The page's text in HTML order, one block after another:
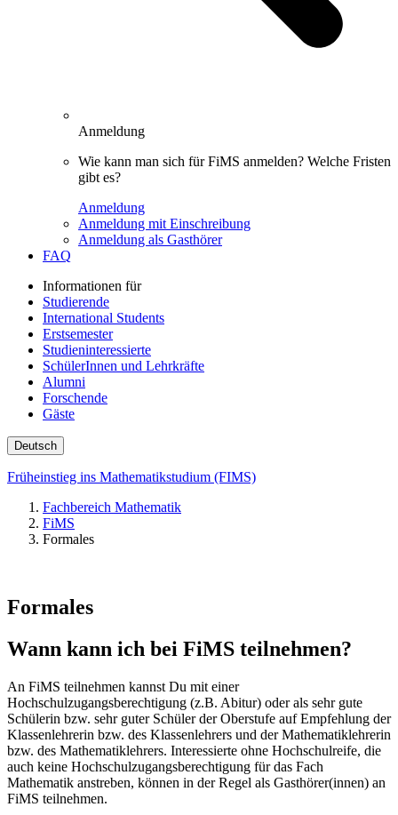
Anmeldung
Wie kann man sich für FiMS anmelden? Welche Fristen
gibt es?
Anmeldung
Anmeldung mit Einschreibung
Anmeldung als Gasthörer
FAQ
Informationen für
Studierende
International Students
Erstsemester
Studieninteressierte
SchülerInnen und Lehrkräfte
Alumni
Forschende
Gäste
Deutsch
Früheinstieg ins Mathematikstudium (FIMS)
Fachbereich Mathematik
FiMS
Formales
Formales
Wann kann ich bei FiMS teilnehmen?
An FiMS teilnehmen kannst Du mit einer
Hochschulzugangsberechtigung (z.B. Abitur) oder als sehr gute
Schülerin bzw. sehr guter Schüler der Oberstufe auf Empfehlung der
Klassenlehrerin bzw. des Klassenlehrers und der Mathematiklehrerin
bzw. des Mathematiklehrers. Interessierte ohne Hochschulreife, die
auch keine Hochschulzugangsberechtigung für das Fach
Mathematik anstreben, können in der Regel als Gasthörer(innen) an
FiMS teilnehmen.